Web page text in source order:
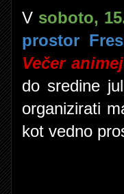
V soboto,
prostor
Večer
do sredine
organizirati
kot vedno